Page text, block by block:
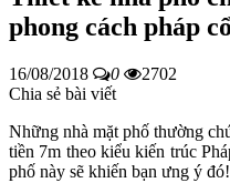
phong cách pháp
16/08/2018 0
2702
Chia sẻ bài viết
Những nhà mặt phố thường
tiền 7m theo kiểu kiến trúc
phố này sẽ khiến bạn ưng ý đó!